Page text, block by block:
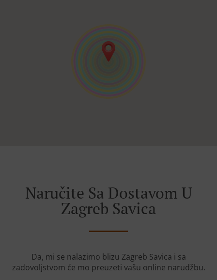
Naručite Sa Dostavom U
Zagreb Savica
Da, mi se nalazimo blizu Zagreb Savica i sa
zadovoljstvom će mo preuzeti vašu online narudžbu.